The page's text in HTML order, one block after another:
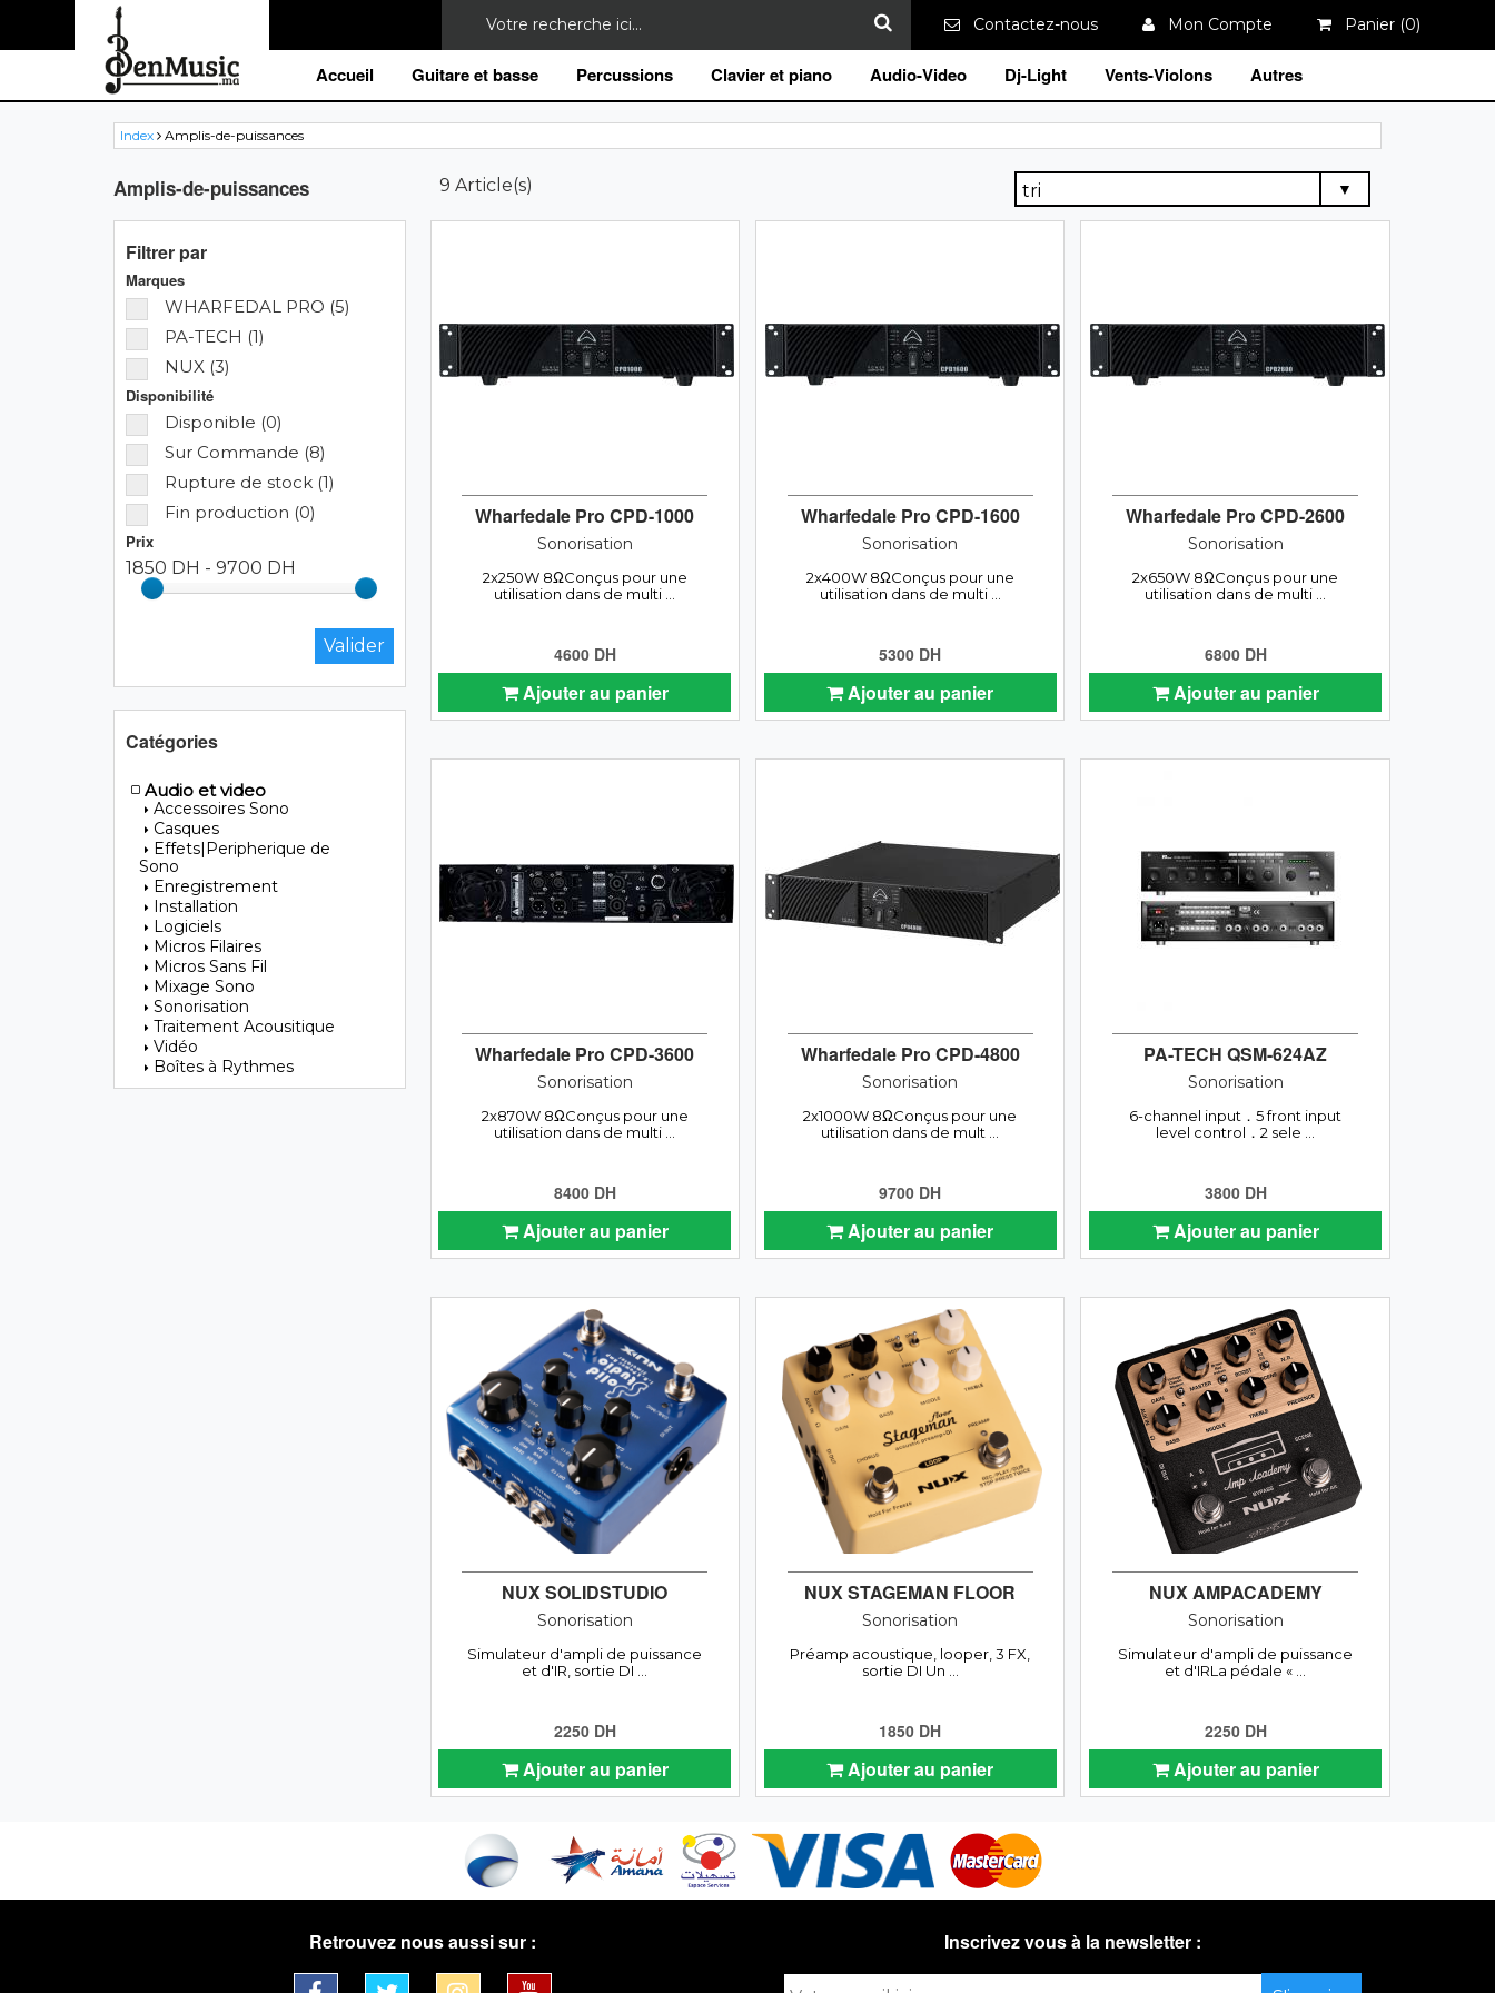
Contactez-nous Mon Compte Panier (0)
Accueil Guitare et basse Percussions Clavier et piano Audio-Video Dj-Light Vents-Violons Autres
Index Amplis-de-puissances
Amplis-de-puissances
Filtrer par
Marques
WHARFEDAL PRO (5)
PA-TECH (1)
NUX (3)
Disponibilité
Disponible (0)
Sur Commande (8)
Rupture de stock (1)
Fin production (0)
Prix
1850 DH - 9700 DH
Catégories
Audio et video
Accessoires Sono
Casques
Effets|Peripherique de
Sono
Enregistrement
Installation
Logiciels
Micros Filaires
Micros Sans Fil
Mixage Sono
Sonorisation
Traitement Acousitique
Vidéo
Boîtes à Rythmes
9 Article(s)
Wharfedale Pro CPD-1000
Sonorisation
2x250W 8ΩConçus pour une
utilisation dans de multi ...
4600 DH
Ajouter au panier
Wharfedale Pro CPD-1600
Sonorisation
2x400W 8ΩConçus pour une
utilisation dans de multi ...
5300 DH
Ajouter au panier
Wharfedale Pro CPD-2600
Sonorisation
2x650W 8ΩConçus pour une
utilisation dans de multi ...
6800 DH
Ajouter au panier
Wharfedale Pro CPD-3600
Sonorisation
2x870W 8ΩConçus pour une
utilisation dans de multi ...
8400 DH
Ajouter au panier
Wharfedale Pro CPD-4800
Sonorisation
2x1000W 8ΩConçus pour une
utilisation dans de mult ...
9700 DH
Ajouter au panier
PA-TECH QSM-624AZ
Sonorisation
6-channel input．5 front input
level control．2 sele ...
3800 DH
Ajouter au panier
NUX SOLIDSTUDIO
Sonorisation
Simulateur d'ampli de puissance
et d'IR, sortie DI ...
2250 DH
Ajouter au panier
NUX STAGEMAN FLOOR
Sonorisation
Préamp acoustique, looper, 3 FX,
sortie DI Un ...
1850 DH
Ajouter au panier
NUX AMPACADEMY
Sonorisation
Simulateur d'ampli de puissance
et d'IRLa pédale « ...
2250 DH
Ajouter au panier
Retrouvez nous aussi sur : Inscrivez vous à la newsletter :